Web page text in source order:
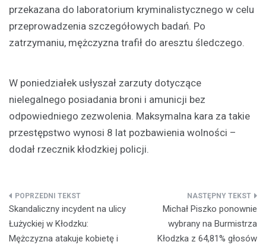
przekazana do laboratorium kryminalistycznego w celu
przeprowadzenia szczegółowych badań. Po
zatrzymaniu, mężczyzna trafił do aresztu śledczego.
W poniedziałek usłyszał zarzuty dotyczące
nielegalnego posiadania broni i amunicji bez
odpowiedniego zezwolenia. Maksymalna kara za takie
przestępstwo wynosi 8 lat pozbawienia wolności –
dodał rzecznik kłodzkiej policji.
Nawigacja
wpisu
Skandaliczny incydent na ulicy
Łużyckiej w Kłodzku:
Mężczyzna atakuje kobietę i
Michał Piszko ponownie
wybrany na Burmistrza
Kłodzka z 64,81% głosów